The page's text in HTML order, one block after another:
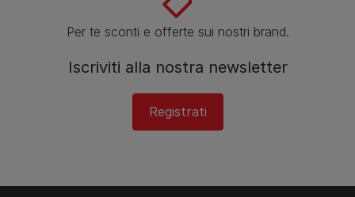
Per te sconti e offerte sui nostri brand.
Iscriviti alla nostra newsletter
Registrati